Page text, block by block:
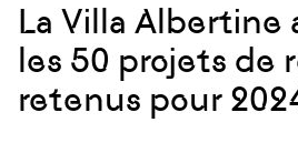
La Villa Albertine
les 50 projets de
retenus pour